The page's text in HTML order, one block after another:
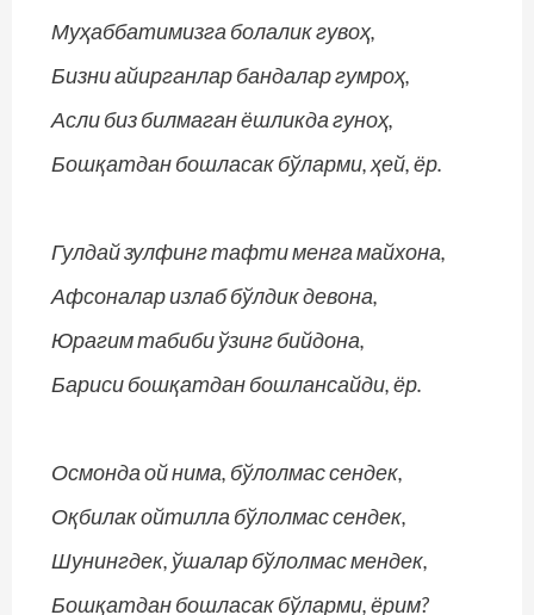
Муҳаббатимизга болалик гувоҳ,
Бизни айирганлар бандалар гумроҳ,
Асли биз билмаган ёшликда гуноҳ,
Бошқатдан бошласак бўларми, ҳей, ёр.
Гулдай зулфинг тафти менга майхона,
Афсоналар излаб бўлдик девона,
Юрагим табиби ўзинг бийдона,
Бариси бошқатдан бошлансайди, ёр.
Осмонда ой нима, бўлолмас сендек,
Оқбилак ойтилла бўлолмас сендек,
Шунингдек, ўшалар бўлолмас мендек,
Бошқатдан бошласак бўларми, ёрим?